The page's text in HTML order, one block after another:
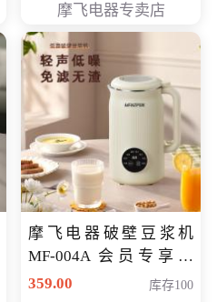
摩飞电器专卖店
摩飞电器破壁豆浆机
MF-004A 会员专享价
168元
359.00 库存100